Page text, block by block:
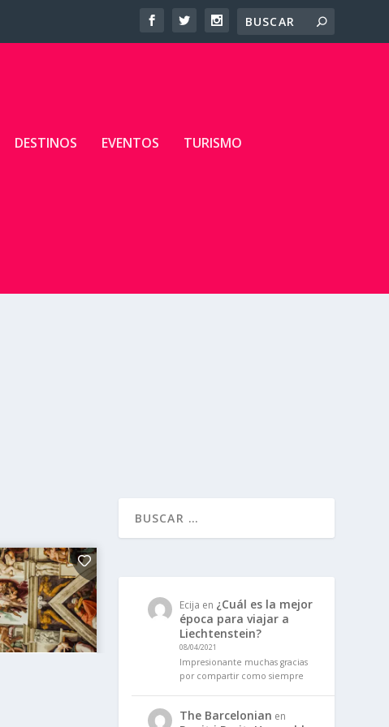
DESTINOS EVENTOS TURISMO
Ecija en ¿Cuál es la mejor
época para viajar a
Liechtenstein?
08/04/2021
Impresionante muchas gracias
por compartir como siempre
The Barcelonian en